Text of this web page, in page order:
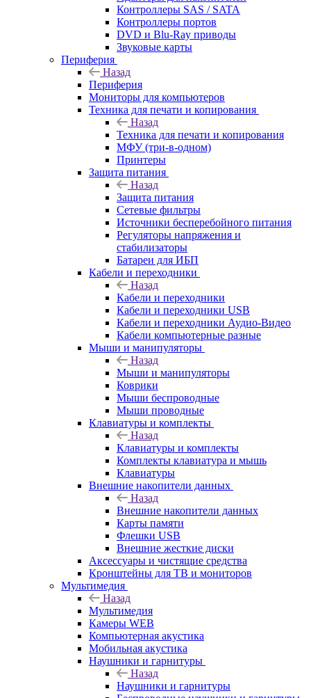
Контроллеры SAS / SATA
Контроллеры портов
DVD и Blu-Ray приводы
Звуковые карты
Периферия
Назад
Периферия
Мониторы для компьютеров
Техника для печати и копирования
Назад
Техника для печати и копирования
МФУ (три-в-одном)
Принтеры
Защита питания
Назад
Защита питания
Сетевые фильтры
Источники бесперебойного питания
Регуляторы напряжения и
стабилизаторы
Батареи для ИБП
Кабели и переходники
Назад
Кабели и переходники
Кабели и переходники USB
Кабели и переходники Аудио-Видео
Кабели компьютерные разные
Мыши и манипуляторы
Назад
Мыши и манипуляторы
Коврики
Мыши беспроводные
Мыши проводные
Клавиатуры и комплекты
Назад
Клавиатуры и комплекты
Комплекты клавиатура и мышь
Клавиатуры
Внешние накопители данных
Назад
Внешние накопители данных
Карты памяти
Флешки USB
Внешние жесткие диски
Аксессуары и чистящие средства
Кронштейны для ТВ и мониторов
Мультимедия
Назад
Мультимедия
Камеры WEB
Компьютерная акустика
Мобильная акустика
Наушники и гарнитуры
Назад
Наушники и гарнитуры